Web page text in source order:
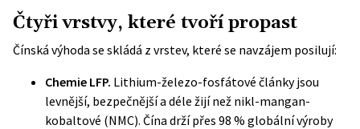
Čtyři vrstvy, které tvoří propast
Čínská výhoda se skládá z vrstev, které se navzájem posilují:
Chemie LFP. Lithium-železo-fosfátové články jsou
levnější, bezpečnější a déle žijí než nikl-mangan-
kobaltové (NMC). Čína drží přes 98 % globální výroby